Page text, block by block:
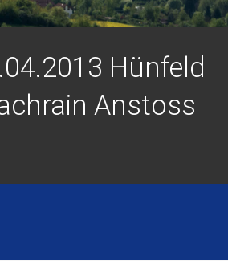
Hünfeld
Anstoss